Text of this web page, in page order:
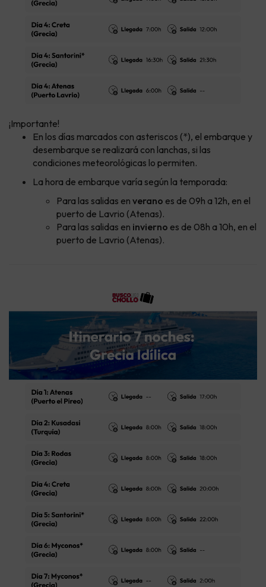
¡Importante!
En los días marcados con asteriscos (*), el embarque y
desembarque se realizará con lanchas, si las
condiciones meteorológicas lo permiten.
La hora de embarque varía según la temporada:
Para las salidas en verano es de 09h a 12h, en el
puerto de Lavrio (Atenas).
Para las salidas en invierno es de 08h a 10h, en el
puerto de Lavrio (Atenas).